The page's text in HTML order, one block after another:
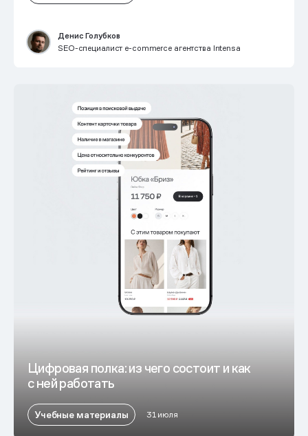
Денис Голубков
SEO-специалист e-commerce агентства Intensa
Цифровая полка: из чего состоит и как
с ней работать
Учебные материалы 31 июля